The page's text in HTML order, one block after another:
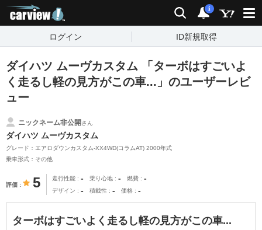
検索 通知
i
ログイン ID新規取得
ダイハツ ムーヴカスタム 「ターボはすごいよ
く走るし軽の見方がこの車...」のユーザーレビ
ュー
ニックネーム非公開さん
ダイハツ ムーヴカスタム
グレード：エアロダウンカスタム-XX4WD(コラムAT) 2000年式
乗車形式：その他
評価 5 走行性能 - 乗り心地 - 燃費 -
デザイン - 積載性 - 価格 -
ターボはすごいよく走るし軽の見方がこの車...